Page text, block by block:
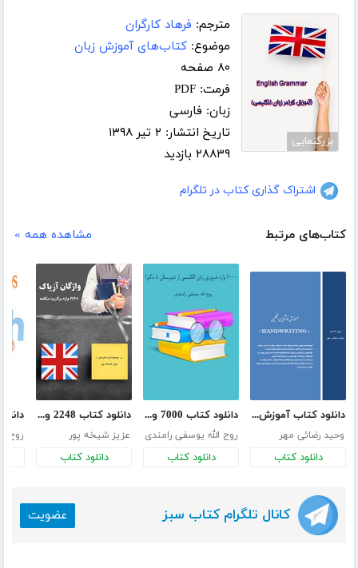
بزرگنمایی
مترجم: فرهاد کارگران
موضوع: کتاب‌های آموزش زبان
۸۰ صفحه
فرمت: PDF
زبان: فارسی
تاریخ انتشار: ۲ تیر ۱۳۹۸
۲۸۸۳۹ بازدید
اشتراک گذاری کتاب در تلگرام
کتاب‌های مرتبط مشاهده همه »
دانلود کتاب آموزش خوشنویسی انگلیسی
وحید رضائی مهر
دانلود کتاب
دانلود کتاب 7000 واژه ضروری زبان انگلیسی از دبیرستان تا دکترا
روح الله یوسفی رامندی
دانلود کتاب
دانلود کتاب 2248 واژه پرکاربرد مکالمه (واژگان آزیاک)
عزیز شیخه پور
دانلود کتاب
روح
کانال تلگرام کتاب سبز عضویت